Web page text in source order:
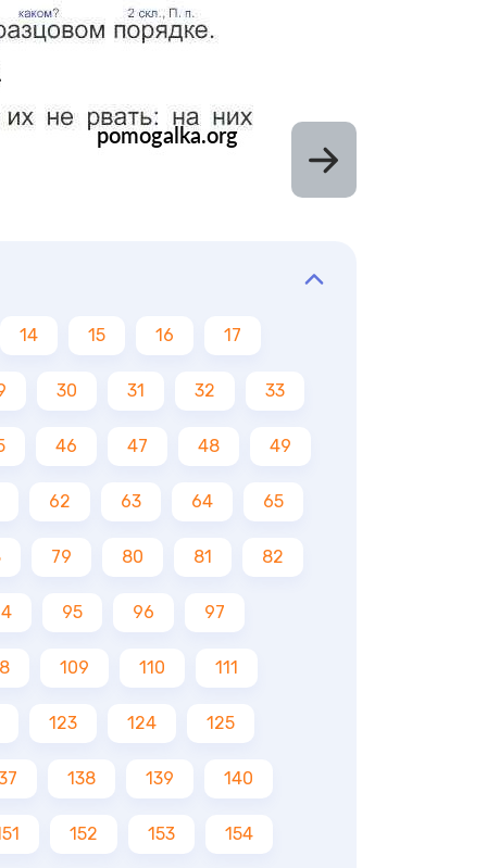
14 15 16 17
30 31 32 33
46 47 48 49
62 63 64 65
79 80 81 82
95 96 97
109 110 111
123 124 125
138 139 140
152 153 154